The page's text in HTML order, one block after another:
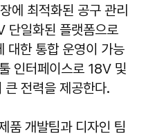
에 최적화된 공구 관리
단일화된 플랫폼으로
대한 통합 운영이 가능
인터페이스로 18V 및
전력을 제공한다.
품 개발팀과 디자인 팀